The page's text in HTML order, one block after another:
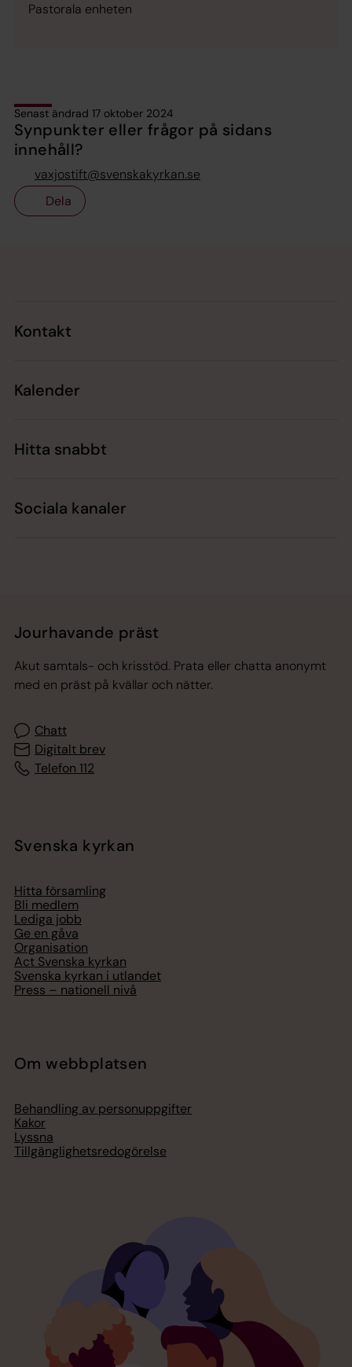
Pastorala enheten
Senast ändrad 17 oktober 2024
Synpunkter eller frågor på sidans
innehåll?
vaxjostift@svenskakyrkan.se
Dela
Kontakt
Kalender
Hitta snabbt
Sociala kanaler
Jourhavande präst
Akut samtals- och krisstöd. Prata eller chatta anonymt
med en präst på kvällar och nätter.
Chatt
Digitalt brev
Telefon 112
Svenska kyrkan
Hitta församling
Bli medlem
Lediga jobb
Ge en gåva
Organisation
Act Svenska kyrkan
Svenska kyrkan i utlandet
Press – nationell nivå
Om webbplatsen
Behandling av personuppgifter
Kakor
Lyssna
Tillgänglighetsredogörelse